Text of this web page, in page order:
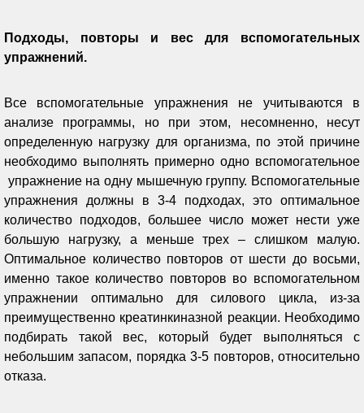
Подходы, повторы и вес для вспомогательных
упражнений.
Все вспомогательные упражнения не учитываются в
анализе программы, но при этом, несомненно, несут
определенную нагрузку для организма, по этой причине
необходимо выполнять примерно одно вспомогательное
упражнение на одну мышечную группу. Вспомогательные
упражнения должны в 3-4 подходах, это оптимальное
количество подходов, большее число может нести уже
большую нагрузку, а меньше трех – слишком малую.
Оптимальное количество повторов от шести до восьми,
именно такое количество повторов во вспомогательном
упражнении оптимально для силового цикла, из-за
преимущественно креатинкиназной реакции. Необходимо
подбирать такой вес, который будет выполняться с
небольшим запасом, порядка 3-5 повторов, относительно
отказа.